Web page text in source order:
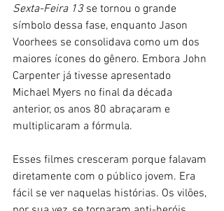
Sexta-Feira 13 se tornou o grande
símbolo dessa fase, enquanto Jason
Voorhees se consolidava como um dos
maiores ícones do gênero. Embora John
Carpenter já tivesse apresentado
Michael Myers no final da década
anterior, os anos 80 abraçaram e
multiplicaram a fórmula.
Esses filmes cresceram porque falavam
diretamente com o público jovem. Era
fácil se ver naquelas histórias. Os vilões,